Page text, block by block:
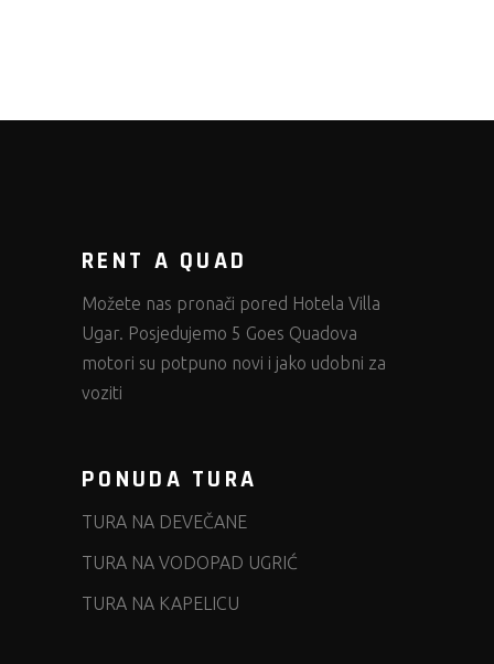
RENT A QUAD
Možete nas pronači pored Hotela Villa
Ugar. Posjedujemo 5 Goes Quadova
motori su potpuno novi i jako udobni za
voziti
PONUDA TURA
TURA NA DEVEČANE
TURA NA VODOPAD UGRIĆ
TURA NA KAPELICU